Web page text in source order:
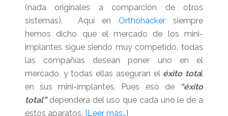
(nada originales a comparción de otros
sistemas). Aquí enOrthohackersiempre
hemos dicho que el mercado de los mini-
implantes sigue siendo muy competido, todas
las compañías desean poner uno en el
mercado, y todas ellas aseguran el éxito total
en sus mini-implantes. Pues eso de
“éxito
total”dependerá del uso que cada uno le de a
estos aparatos. [Leer más…]acerca